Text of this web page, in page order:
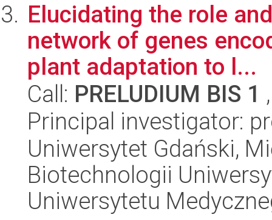
Elucidating the role
network of genes
plant adaptation to l...
Call: PRELUDIUM BIS 1
Principal investigator:
Uniwersytet Gdański,
Biotechnologii
Uniwersytetu